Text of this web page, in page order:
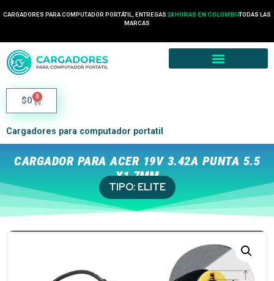
CARGADORES PARA COMPUTADOR PORTÁTIL, ENTREGAS 24 HORAS EN COLOMBIATODAS LAS
MARCAS
$0 0
Cargadores para computador portatil
CARGADOR PARA ACER 19V 3.42A PUNTA 5.5
X1.7MM
TIPO: ELITE